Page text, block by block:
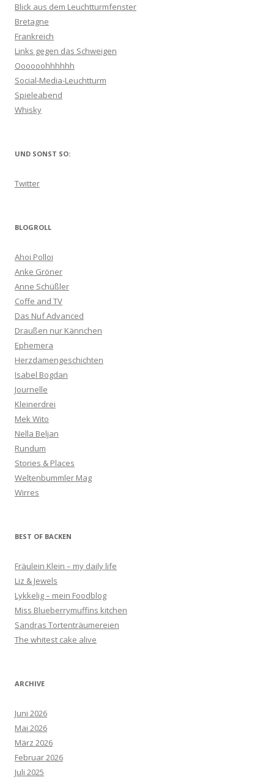
Blick aus dem Leuchtturmfenster
Bretagne
Frankreich
Links gegen das Schweigen
Oooooohhhhhh
Social-Media-Leuchtturm
Spieleabend
Whisky
UND SONST SO:
Twitter
BLOGROLL
Ahoi Polloi
Anke Gröner
Anne Schüßler
Coffe and TV
Das Nuf Advanced
Draußen nur Kännchen
Ephemera
Herzdamengeschichten
Isabel Bogdan
Journelle
Kleinerdrei
Mek Wito
Nella Beljan
Rundum
Stories & Places
Weltenbummler Mag
Wirres
BEST OF BACKEN
Fräulein Klein – my daily life
Liz & Jewels
Lykkelig – mein Foodblog
Miss Blueberrymuffins kitchen
Sandras Tortenträumereien
The whitest cake alive
ARCHIVE
Juni 2026
Mai 2026
März 2026
Februar 2026
Juli 2025